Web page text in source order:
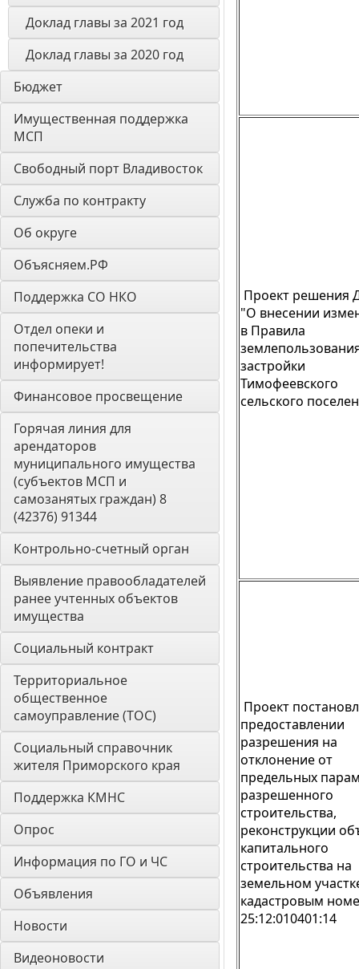
Доклад главы за 2021 год
Доклад главы за 2020 год
Бюджет
Имущественная поддержка
МСП
Свободный порт Владивосток
Служба по контракту
Об округе
Объясняем.РФ
Поддержка СО НКО
Отдел опеки и
попечительства
информирует!
Финансовое просвещение
Горячая линия для
арендаторов
муниципального имущества
(субъектов МСП и
самозанятых граждан) 8
(42376) 91344
Контрольно-счетный орган
Выявление правообладателей
ранее учтенных объектов
имущества
Социальный контракт
Территориальное
общественное
самоуправление (ТОС)
Социальный справочник
жителя Приморского края
Поддержка КМНС
Опрос
Информация по ГО и ЧС
Объявления
Новости
Видеоновости
Проект решения
"О внесении
в Правила
застройки
Тимофеевского
сельского
Проект
предоставлении
разрешения на
отклонение от
предельных
разрешенного
строительства,
реконструкции
капитального
строительства на
земельном
кадастровым
25:12:010401:14